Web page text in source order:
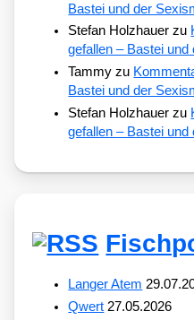
Bastei und der
Stefan Holzhauer zu
gefallen – Bastei
Tammy zu
Bastei und der
Stefan Holzhauer zu
gefallen – Bastei
Langer Atem
Qwert 27.05.2026